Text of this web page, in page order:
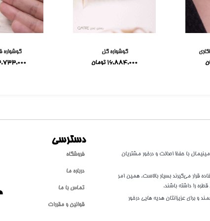
گوشواره گل
16,884,000 تومان
گوشواره
سبکی مدرن و مینیمال با حفظ اصالت و درخور مشتریان
قرار می‌گیرند بسیار بالاست. همین امر
را داشته باشند.
و برای عزیزانتان هدیه هایی درخور
دسترسی
فروشگاه
درباره ما
تماس با ما
قوانین و مقررات